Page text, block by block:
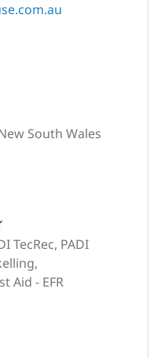
TecRec, PADI
Aid - EFR
South Wales